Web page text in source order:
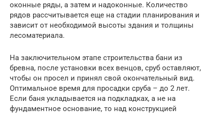
оконные ряды, а затем и надоконные. Количество
рядов рассчитывается еще на стадии планирования и
зависит от необходимой высоты здания и толщины
лесоматериала.
На заключительном этапе строительства бани из
бревна, после установки всех венцов, сруб оставляют,
чтобы он просел и принял свой окончательный вид.
Оптимальное время для просадки сруба – до 2 лет.
Если баня укладывается на подкладках, а не на
фундаментное основание, то над конструкцией